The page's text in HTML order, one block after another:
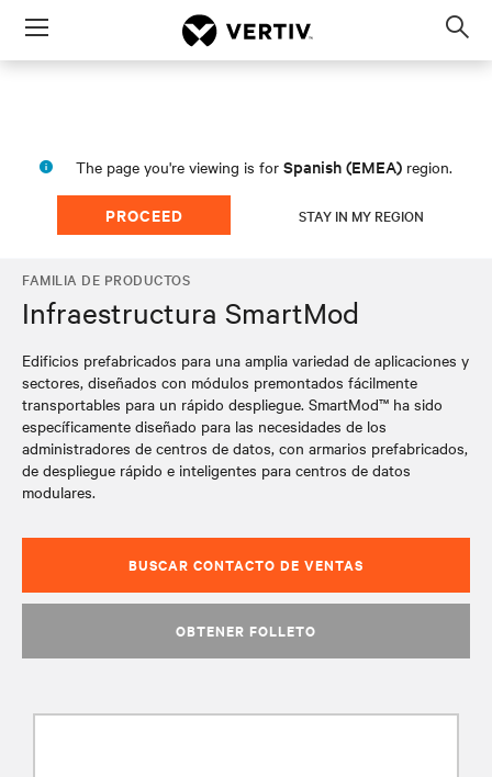
Menu
The page you're viewing is for Spanish (EMEA) region.
PROCEED STAY IN MY REGION
FAMILIA DE PRODUCTOS
Infraestructura SmartMod
Edificios prefabricados para una amplia variedad de aplicaciones y
sectores, diseñados con módulos premontados fácilmente
transportables para un rápido despliegue. SmartMod™ ha sido
específicamente diseñado para las necesidades de los
administradores de centros de datos, con armarios prefabricados,
de despliegue rápido e inteligentes para centros de datos
modulares.
BUSCAR CONTACTO DE VENTAS
OBTENER FOLLETO